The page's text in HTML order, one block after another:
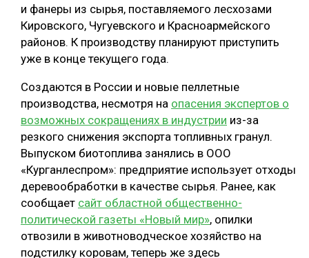
и фанеры из сырья, поставляемого лесхозами
Кировского, Чугуевского и Красноармейского
районов. К производству планируют приступить
уже в конце текущего года.
Создаются в России и новые пеллетные
производства, несмотря на опасения экспертов о
возможных сокращениях в индустрии из-за
резкого снижения экспорта топливных гранул.
Выпуском биотоплива занялись в ООО
«Курганлеспром»: предприятие использует отходы
деревообработки в качестве сырья. Ранее, как
сообщает сайт областной общественно-
политической газеты «Новый мир», опилки
отвозили в животноводческое хозяйство на
подстилку коровам, теперь же здесь